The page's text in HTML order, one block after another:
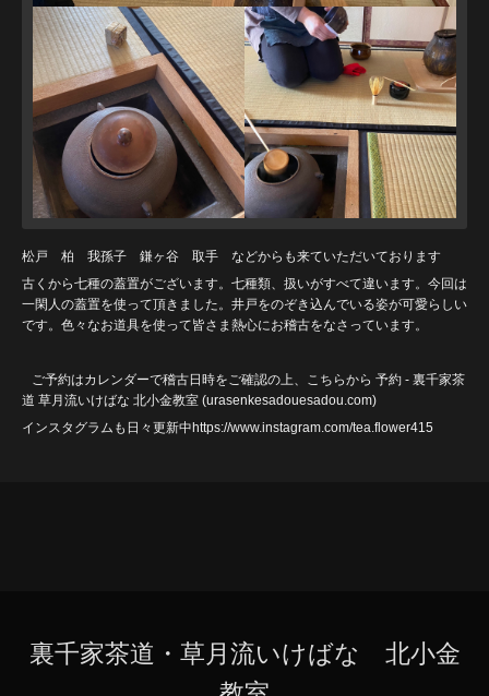
松戸 柏 我孫子 鎌ヶ谷 取手 などからも来ていただいております
古くから七種の蓋置がございます。七種類、扱いがすべて違います。今回は
一閑人の蓋置を使って頂きました。井戸をのぞき込んでいる姿が可愛らしい
です。色々なお道具を使って皆さま熱心にお稽古をなさっています。
ご予約はカレンダーで稽古日時をご確認の上、こちらから 予約 - 裏千家茶
道 草月流いけばな 北小金教室 (urasenkesadouesadou .com)
インスタグラムも日々更新中https://www.instagram.com/tea.flower415
裏千家茶道・草月流いけばな 北小金